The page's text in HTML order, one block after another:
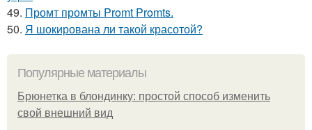
49. Промт промты Promt Promts.
50. Я шокирована ли такой красотой?
Популярные материалы
Брюнетка в блондинку: простой способ изменить
свой внешний вид